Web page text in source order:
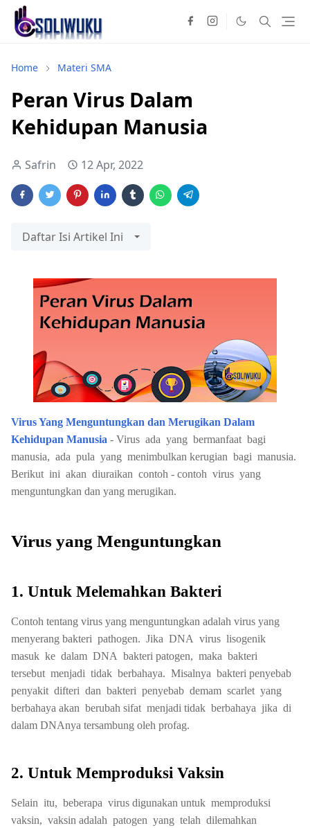
Home Materi SMA
Peran Virus Dalam
Kehidupan Manusia
Safrin 12 Apr, 2022
Daftar Isi Artikel Ini
Virus Yang Menguntungkan dan Merugikan Dalam
Kehidupan Manusia - Virus ada yang bermanfaat bagi
manusia, ada pula yang menimbulkan kerugian bagi manusia.
Berikut ini akan diuraikan contoh - contoh virus yang
menguntungkan dan yang merugikan.
Virus yang Menguntungkan
1. Untuk Melemahkan Bakteri
Contoh tentang virus yang menguntungkan adalah virus yang
menyerang bakteri pathogen. Jika DNA virus lisogenik
masuk ke dalam DNA bakteri patogen, maka bakteri
tersebut menjadi tidak berbahaya. Misalnya bakteri penyebab
penyakit difteri dan bakteri penyebab demam scarlet yang
berbahaya akan berubah sifat menjadi tidak berbahaya jika di
dalam DNAnya tersambung oleh profag.
2. Untuk Memproduksi Vaksin
Selain itu, beberapa virus digunakan untuk memproduksi
vaksin, vaksin adalah patogen yang telah dilemahkan